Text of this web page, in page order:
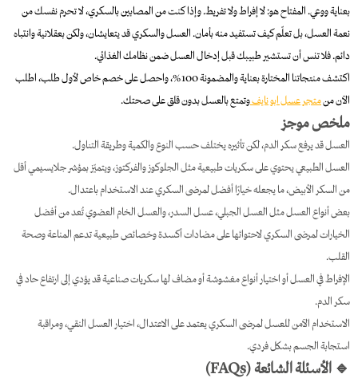
بعناية ووعي. المفتاح هو: لا إفراط ولا تفريط. وإذا كنت من المصابين بالسكري، لا تحرم نفسك من
نعمة العسل، بل تعلّم كيف تستفيد منه بأمان. العسل والسكري قد يتعايشان، ولكن بعقلانية وانتباه
دائم. فلا تنس أن تستشير طبيبك قبل إدخال العسل ضمن نظامك الغذائي.
اكتشف منتجاتنا المختارة بعناية والمضمونة 100%، واحصل على خصم خاص لأول طلب، اطلب
الآن منمتجر عسل ابو نايفوتمتع بالعسل بدون قلق على صحتك.
ملخص موجز
العسل قد يرفع سكر الدم، لكن تأثيره يختلف حسب النوع والكمية وطريقة التناول.
العسل الطبيعي يحتوي على سكريات طبيعية مثل الجلوكوز والفركتوز، ويتميّز بمؤشر جلايسيمي أقل
من السكر الأبيض، ما يجعله خيارًا أفضل لمرضى السكري عند الاستخدام باعتدال.
بعض أنواع العسل مثل العسل الجبلي، عسل السدر، والعسل الخام العضوي تُعد من أفضل
الخيارات لمرضى السكري لاحتوائها على مضادات أكسدة وخصائص طبيعية تدعم المناعة وصحة
القلب.
الإفراط في العسل أو اختيار أنواع مغشوشة أو مضاف لها سكريات صناعية قد يؤدي إلى ارتفاع حاد في
سكر الدم.
الاستخدام الآمن للعسل لمرضى السكري يعتمد على الاعتدال، اختيار العسل النقي، ومراقبة
استجابة الجسم بشكل فردي.
🔹 الأسئلة الشائعة (FAQs)